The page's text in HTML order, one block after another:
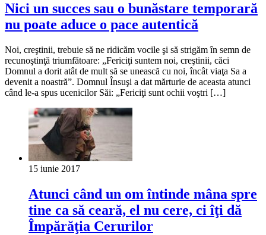
Nici un succes sau o bunăstare temporară
nu poate aduce o pace autentică
Noi, creştinii, trebuie să ne ridicăm vocile şi să strigăm în semn de
recunoştinţă triumfătoare: „Fericiţi suntem noi, creştinii, căci
Domnul a dorit atât de mult să se unească cu noi, încât viaţa Sa a
devenit a noastră”. Domnul Însuşi a dat mărturie de aceasta atunci
când le-a spus ucenicilor Săi: „Fericiţi sunt ochii voştri […]
15 iunie 2017
Atunci când un om întinde mâna spre
tine ca să ceară, el nu cere, ci îţi dă
Împărăţia Cerurilor